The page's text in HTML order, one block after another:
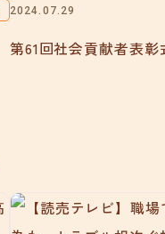
2024.07.29
第61回社会貢献者表彰